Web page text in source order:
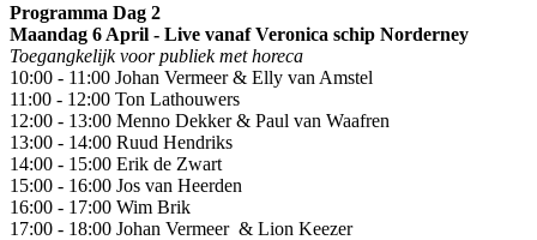
Programma Dag 2
Maandag 6 April - Live vanaf Veronica schip Norderney
Toegangkelijk voor publiek met horeca
10:00 - 11:00 Johan Vermeer & Elly van Amstel
11:00 - 12:00 Ton Lathouwers
12:00 - 13:00 Menno Dekker & Paul van Waafren
13:00 - 14:00 Ruud Hendriks
14:00 - 15:00 Erik de Zwart
15:00 - 16:00 Jos van Heerden
16:00 - 17:00 Wim Brik
17:00 - 18:00 Johan Vermeer & Lion Keezer